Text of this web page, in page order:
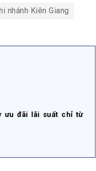
nhánh Kiên Giang
ưu đãi lãi suất chỉ từ